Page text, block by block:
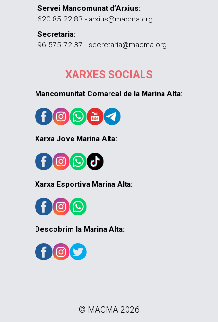
Servei Mancomunat d’Arxius:
620 85 22 83 - arxius@macma.org
Secretaria:
96 575 72 37 - secretaria@macma.org
XARXES SOCIALS
Mancomunitat Comarcal de la Marina Alta:
Xarxa Jove Marina Alta:
Xarxa Esportiva Marina Alta:
Descobrim la Marina Alta:
© MACMA 2026